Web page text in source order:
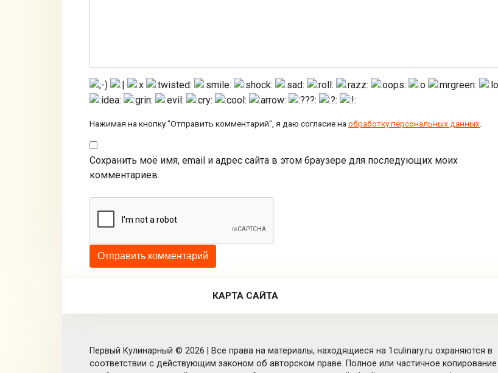
Нажимая на кнопку "Отправить комментарий", я даю согласие на обработку персональных данных
Сохранить моё имя, email и адрес сайта в этом браузере для последующих моих
комментариев.
КАРТА САЙТА
Первый Кулинарный © 2026 | Все права на материалы, находящиеся на 1culinary.ru охраняются в
соответствии с действующим законом об авторском праве. Полное или частичное копирование